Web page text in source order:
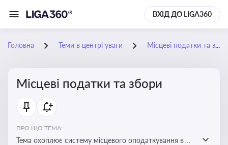
ВХІД ДО LIGA360
Головна Теми в центрі уваги Місцеві податки та збори
Місцеві податки та збори
ПРО ЩО ТЕМА:
Тема охоплює систему місцевого оподаткування в